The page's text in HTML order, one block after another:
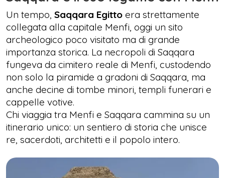
Un tempo, Saqqara Egitto era strettamente
collegata alla capitale Menfi, oggi un sito
archeologico poco visitato ma di grande
importanza storica. La necropoli di Saqqara
fungeva da cimitero reale di Menfi, custodendo
non solo la piramide a gradoni di Saqqara, ma
anche decine di tombe minori, templi funerari e
cappelle votive.
Chi viaggia tra Menfi e Saqqara cammina su un
itinerario unico: un sentiero di storia che unisce
re, sacerdoti, architetti e il popolo intero.